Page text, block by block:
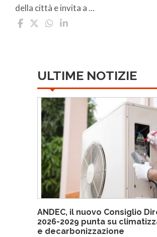
della città e invita a ...
ULTIME NOTIZIE
ANDEC, il nuovo Consiglio
2026-2029 punta su
e decarbonizzazione